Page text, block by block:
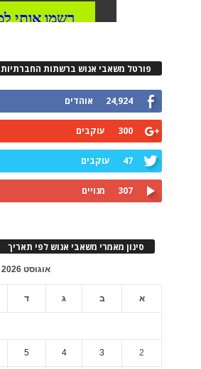
פורטל משאבי אנוש ברשתות החברתיות
24,924 אוהדים
300 עוקבים
47 עוקבים
307 מנויים
סינון מאמרי משאבי אנוש לפי תאריך
אוגוסט 2026
א ב ג ד
2
3
4
5